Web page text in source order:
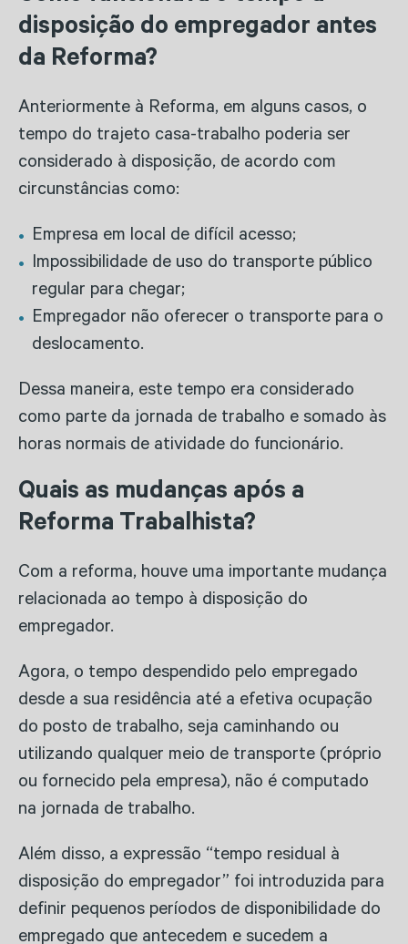
disposição do empregador antes
da Reforma?
Anteriormente à Reforma, em alguns casos, o
tempo do trajeto casa-trabalho poderia ser
considerado à disposição, de acordo com
circunstâncias como:
Empresa em local de difícil acesso;
Impossibilidade de uso do transporte público
regular para chegar;
Empregador não oferecer o transporte para o
deslocamento.
Dessa maneira, este tempo era considerado
como parte da jornada de trabalho e somado às
horas normais de atividade do funcionário.
Quais as mudanças após a
Reforma Trabalhista?
Com a reforma, houve uma importante mudança
relacionada ao tempo à disposição do
empregador.
Agora, o tempo despendido pelo empregado
desde a sua residência até a efetiva ocupação
do posto de trabalho, seja caminhando ou
utilizando qualquer meio de transporte (próprio
ou fornecido pela empresa), não é computado
na jornada de trabalho.
Além disso, a expressão “tempo residual à
disposição do empregador” foi introduzida para
definir pequenos períodos de disponibilidade do
empregado que antecedem e sucedem a